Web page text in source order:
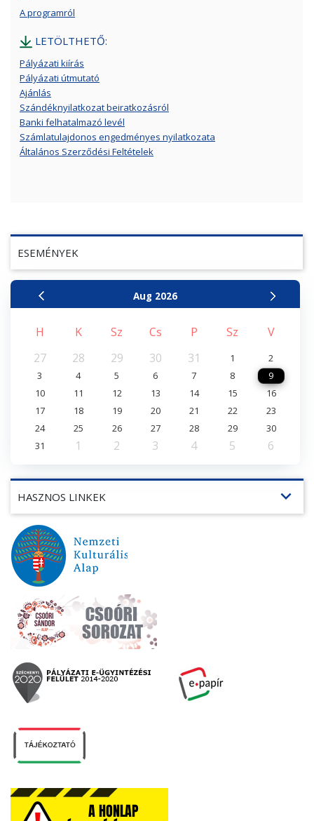
ESEMÉNYEK
Aug 2026
H K Sz Cs P Sz
V
27
28 29 30 31 1
2
3
4 5 6 7 8
9
10
11 12 13 14 15
16
17
18 19 20 21 22
23
24
25 26 27 28 29
30
31
1 2 3 4 5 6
HASZNOS LINKEK expand_more
A programról
LETÖLTHETŐ:
Pályázati kiírás
Pályázati útmutató
Ajánlás
Szándéknyilatkozat beiratkozásról
Banki felhatalmazó levél
Számlatulajdonos engedményes nyilatkozata
Általános Szerződési Feltételek